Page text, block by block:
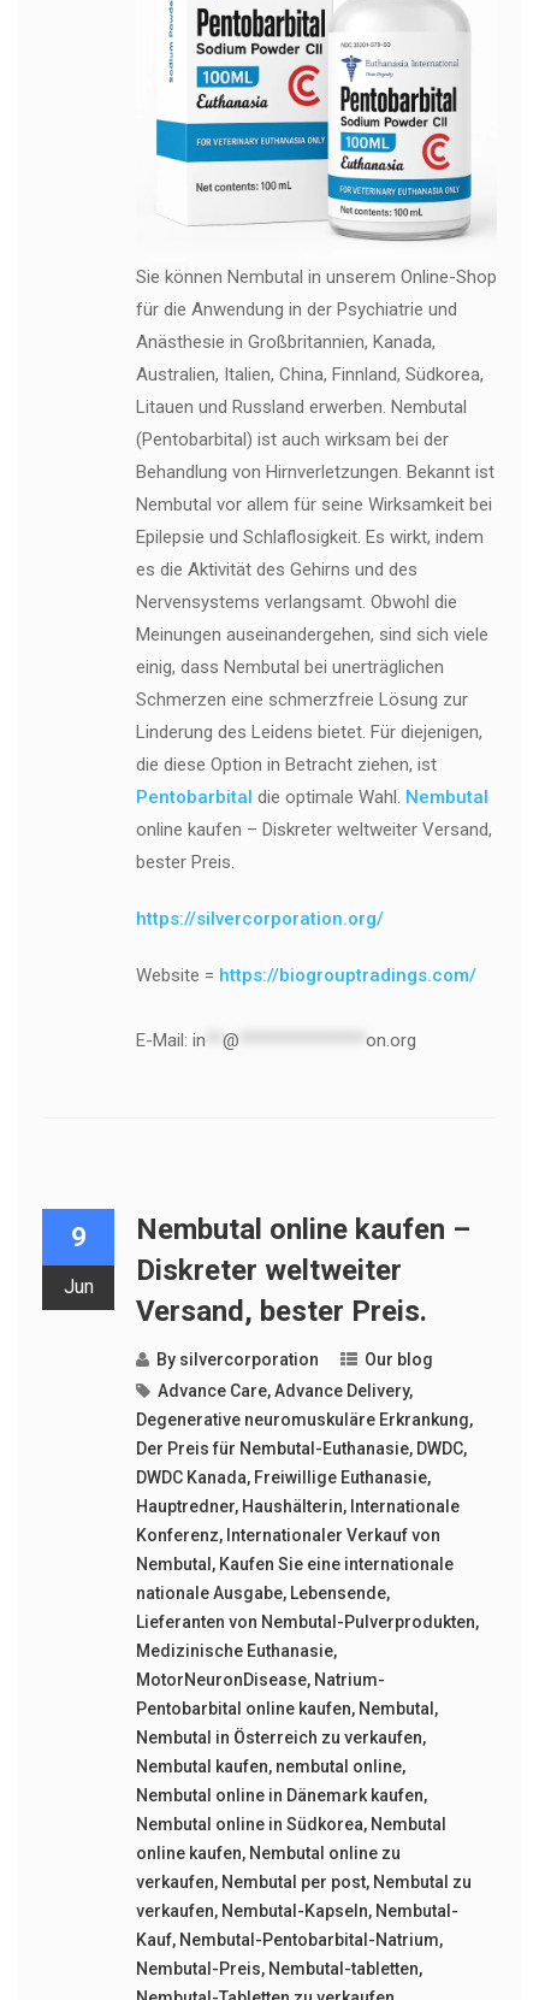
Sie können Nembutal in unserem Online-Shop
für die Anwendung in der Psychiatrie und
Anästhesie in Großbritannien, Kanada,
Australien, Italien, China, Finnland, Südkorea,
Litauen und Russland erwerben. Nembutal
(Pentobarbital) ist auch wirksam bei der
Behandlung von Hirnverletzungen. Bekannt ist
Nembutal vor allem für seine Wirksamkeit bei
Epilepsie und Schlaflosigkeit. Es wirkt, indem
es die Aktivität des Gehirns und des
Nervensystems verlangsamt. Obwohl die
Meinungen auseinandergehen, sind sich viele
einig, dass Nembutal bei unerträglichen
Schmerzen eine schmerzfreie Lösung zur
Linderung des Leidens bietet. Für diejenigen,
die diese Option in Betracht ziehen, ist
Pentobarbital die optimale Wahl. Nembutal
online kaufen – Diskreter weltweiter Versand,
bester Preis.
https://silvercorporation.org/
Website = https://biogrouptradings.com/
E-Mail: in @ on.org
9
Jun
Nembutal online kaufen –
Diskreter weltweiter
Versand, bester Preis.
By silvercorporation
Our blog
Advance Care,Advance Delivery,
Degenerative neuromuskuläre Erkrankung,
Der Preis für Nembutal-Euthanasie, DWDC,
DWDC Kanada, Freiwillige Euthanasie,
Hauptredner, Haushälterin, Internationale
Konferenz, Internationaler Verkauf von
Nembutal , Kaufen Sie eine internationale
nationale Ausgabe, Lebensende,
Lieferanten von Nembutal-Pulverprodukten,
Medizinische Euthanasie,
MotorNeuronDisease, Natrium-
Pentobarbital online kaufen, Nembutal ,
Nembutal in Österreich zu verkaufen,
Nembutal kaufen, nembutal online,
Nembutal online in Dänemark kaufen,
Nembutal online in Südkorea, Nembutal
online kaufen, Nembutal online zu
verkaufen, Nembutal per post, Nembutal zu
verkaufen, Nembutal-Kapseln, Nembutal-
Kauf, Nembutal-Pentobarbital-Natrium,
Nembutal-Preis, Nembutal-tabletten,